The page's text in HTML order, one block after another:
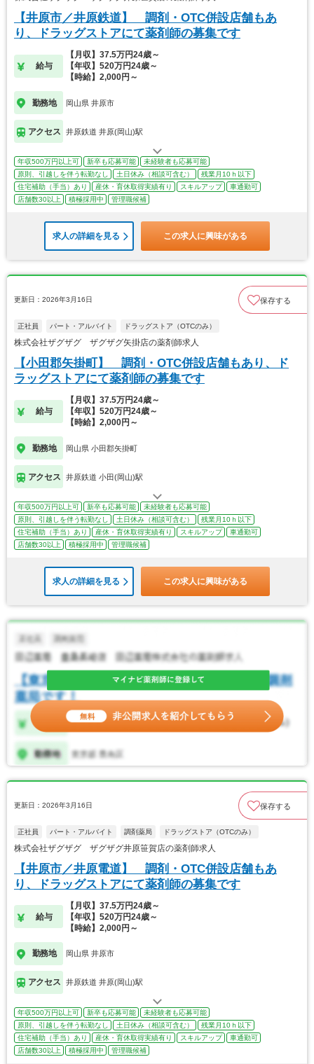
【井原市／井原鉄道】 調剤・OTC併設店舗もあ
り、ドラッグストアにて薬剤師の募集です
給与
【月収】37.5万円24歳～
【年収】520万円24歳～
【時給】2,000円～
勤務地 岡山県 井原市
アクセス 井原鉄道 井原(岡山)駅
年収500万円以上可 新卒も応募可能
未経験者も応募可能
原則、引越しを伴う転勤なし
土日休み（相談可含む）
残業月10ｈ以下
住宅補助（手当）あり
産休・育休取得実績有り スキルアップ
車通勤可
店舗数30以上
積極採用中 管理職候補
求人の詳細を見る この求人に興味がある
更新日：2026年3月16日 保存する
正社員 パート・アルバイト ドラッグストア（OTCのみ）
株式会社ザグザグ ザグザグ矢掛店の薬剤師求人
【小田郡矢掛町】 調剤・OTC併設店舗もあり、ド
ラッグストアにて薬剤師の募集です
給与
【月収】37.5万円24歳～
【年収】520万円24歳～
【時給】2,000円～
勤務地 岡山県 小田郡矢掛町
アクセス 井原鉄道 小田(岡山)駅
年収500万円以上可 新卒も応募可能
未経験者も応募可能
原則、引越しを伴う転勤なし
土日休み（相談可含む）
残業月10ｈ以下
住宅補助（手当）あり
産休・育休取得実績有り スキルアップ
車通勤可
店舗数30以上
積極採用中 管理職候補
求人の詳細を見る この求人に興味がある
更新日：2026年3月16日 保存する
正社員 パート・アルバイト 調剤薬局 ドラッグストア（OTCのみ）
株式会社ザグザグ ザグザグ井原笹賀店の薬剤師求人
【井原市／井原電道】 調剤・OTC併設店舗もあ
り、ドラッグストアにて薬剤師の募集です
給与
【月収】37.5万円24歳～
【年収】520万円24歳～
【時給】2,000円～
勤務地 岡山県 井原市
アクセス 井原鉄道 井原(岡山)駅
年収500万円以上可 新卒も応募可能
未経験者も応募可能
原則、引越しを伴う転勤なし
土日休み（相談可含む）
残業月10ｈ以下
住宅補助（手当）あり
産休・育休取得実績有り スキルアップ
車通勤可
店舗数30以上
積極採用中 管理職候補